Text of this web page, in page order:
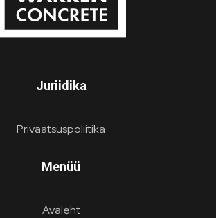
Juriidika
Privaatsuspoliitika
Menüü
Avaleht